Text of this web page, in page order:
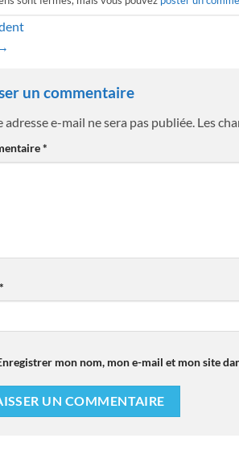
un commentaire
adresse e-mail ne sera pas publiée. Les
*
*
mon nom, mon e-mail et mon site